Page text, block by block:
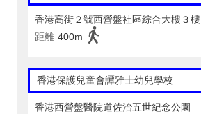
香港高街２號西營盤社區綜合大樓３樓
距離 400m
香港保護兒童會譚雅士幼兒學校
香港西營盤醫院道佐治五世紀念公園